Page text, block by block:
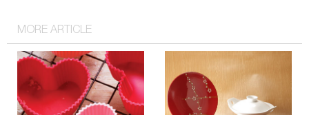
MORE ARTICLE